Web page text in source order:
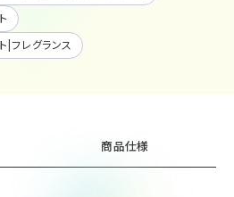
|フレグランス
商品仕様